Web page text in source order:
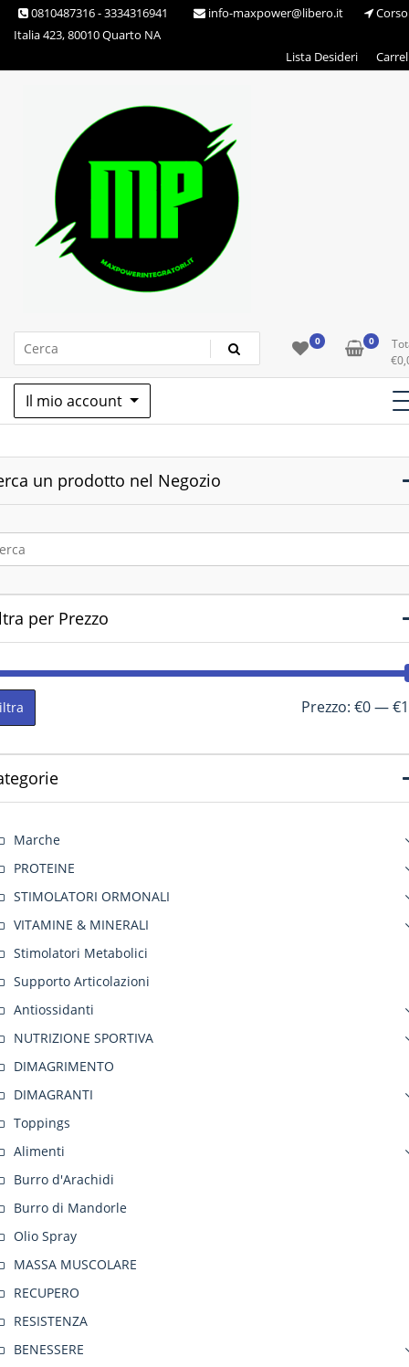
Skip 0810487316 - 3334316941 info-maxpower@libero.it
Corso
Italia 423, 80010 Quarto NA
Lista Desideri
Max Power Integratori 0 0
€
Il mio account
un prodotto nel Negozio
per Prezzo
Prezzo: €0—
Marche
PROTEINE
STIMOLATORI ORMONALI
VITAMINE & MINERALI
Stimolatori Metabolici
Supporto Articolazioni
Antiossidanti
NUTRIZIONE SPORTIVA
DIMAGRIMENTO
DIMAGRANTI
Toppings
Alimenti
Burro d'Arachidi
Burro di Mandorle
Olio Spray
MASSA MUSCOLARE
RECUPERO
RESISTENZA
BENESSERE